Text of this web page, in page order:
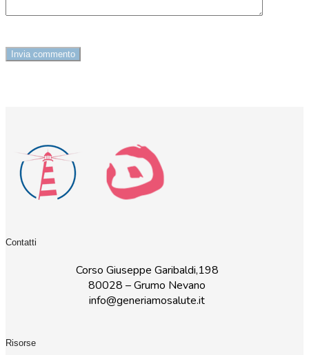
Contatti
Corso Giuseppe Garibaldi,198
80028 – Grumo Nevano
info@generiamosalute.it
Risorse